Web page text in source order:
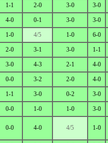
1-1 2-0 3-0 3-0
4-0 0-1 3-0 3-0
1-0 4/5 1-0 6-0
2-0 3-1 3-0 1-1
3-0 4-3 2-1 4-0
0-0 3-2 2-0 4-0
1-1 3-0 0-2 3-0
0-0 1-0 1-0 3-0
0-0 4-0 4/5 1-0